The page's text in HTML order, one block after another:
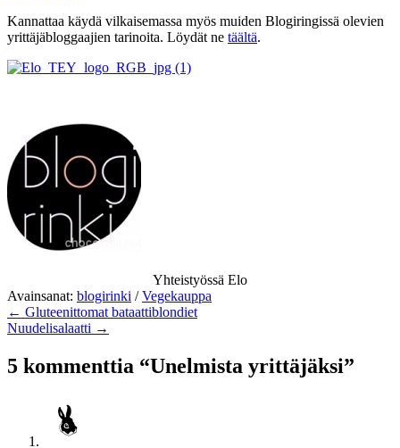
Kannattaa käydä vilkaisemassa myös muiden Blogiringissä olevien
yrittäjäbloggaajien tarinoita. Löydät ne täältä.
Yhteistyössä Elo
Avainsanat: blogirinki /Vegekauppa
← Gluteenittomat bataattiblondiet
Nuudelisalaatti →
5 kommenttia “Unelmista yrittäjäksi”